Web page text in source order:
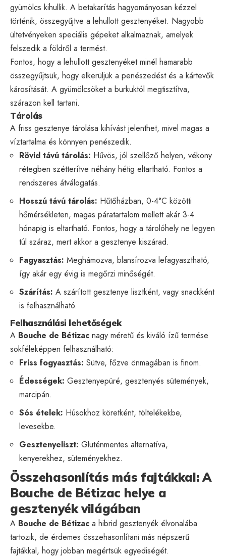
gyümölcs kihullik. A betakarítás hagyományosan kézzel
történik, összegyűjtve a lehullott gesztenyéket. Nagyobb
ültetvényeken speciális gépeket alkalmaznak, amelyek
felszedik a földről a termést.
Fontos, hogy a lehullott gesztenyéket minél hamarabb
összegyűjtsük, hogy elkerüljük a penészedést és a kártevők
károsítását. A gyümölcsöket a burkuktól megtisztítva,
szárazon kell tartani.
Tárolás
A friss gesztenye tárolása kihívást jelenthet, mivel magas a
víztartalma és könnyen penészedik.
Rövid távú tárolás: Hűvös, jól szellőző helyen, vékony
rétegben szétterítve néhány hétig eltartható. Fontos a
rendszeres átválogatás.
Hosszú távú tárolás: Hűtőházban, 0-4°C közötti
hőmérsékleten, magas páratartalom mellett akár 3-4
hónapig is eltartható. Fontos, hogy a tárolóhely ne legyen
túl száraz, mert akkor a gesztenye kiszárad.
Fagyasztás: Meghámozva, blansírozva lefagyasztható,
így akár egy évig is megőrzi minőségét.
Szárítás: A szárított gesztenye lisztként, vagy snackként
is felhasználható.
Felhasználási lehetőségek
A Bouche de Bétizac nagy méretű és kiváló ízű termése
sokféleképpen felhasználható:
Friss fogyasztás: Sütve, főzve önmagában is finom.
Édességek: Gesztenyepüré, gesztenyés sütemények,
marcipán.
Sós ételek: Húsokhoz köretként, töltelékekbe,
levesekbe.
Gesztenyeliszt: Gluténmentes alternatíva,
kenyerekhez, süteményekhez.
Összehasonlítás más fajtákkal: A
Bouche de Bétizac helye a
gesztenyék világában
A Bouche de Bétizac a hibrid gesztenyék élvonalába
tartozik, de érdemes összehasonlítani más népszerű
fajtákkal, hogy jobban megértsük egyediségét.